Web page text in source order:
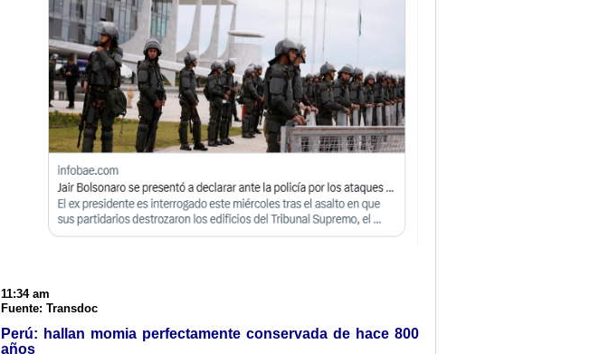
11:34 am
Fuente: Transdoc
Perú: hallan momia perfectamente conservada de hace 800
años